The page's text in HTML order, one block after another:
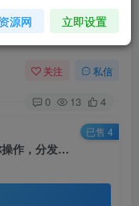
手教你操作，分
收益
关注 私信
0 13 4
2025最牛逼影视搬运教学，手把手教你操作，分发到各大平台，挣创作者分成计划收益
已售 4
源网 立即设置